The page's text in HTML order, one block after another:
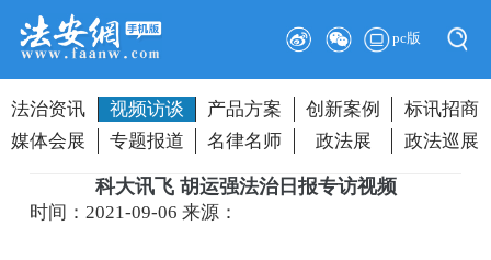
pc版
法治资讯 视频访谈 产品方案 创新案例
标讯招商
媒体会展
专题报道 名律名师 政法展 政法巡展
科大讯飞 胡运强法治日报专访视频
时间：2021-09-06来源：